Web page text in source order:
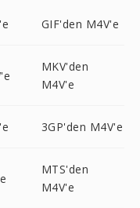
GIF'den M4V'e
MKV'den
M4V'e
3GP'den M4V'e
MTS'den
M4V'e